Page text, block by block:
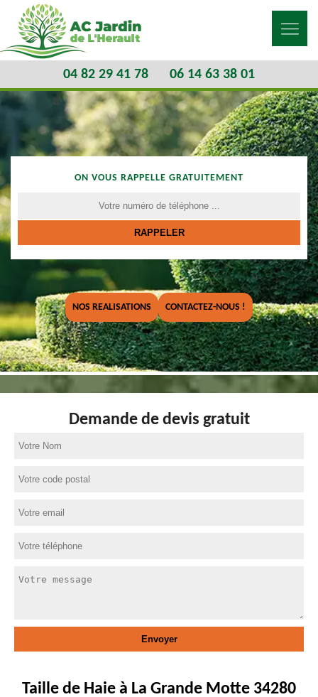
04 82 29 41 78 06 14 63 38 01
ON VOUS RAPPELLE GRATUITEMENT
NOS REALISATIONS CONTACTEZ-NOUS !
Demande de devis gratuit
Taille de Haie à La Grande Motte 34280